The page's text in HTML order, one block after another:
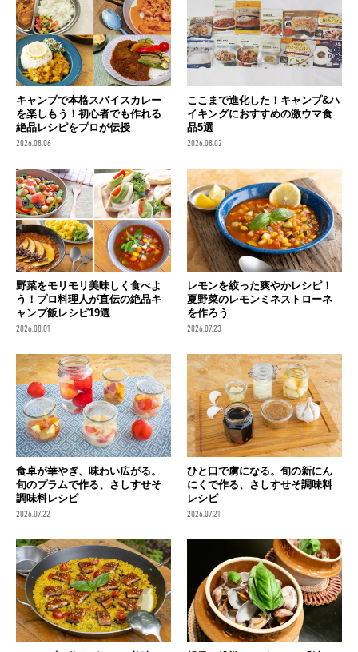
キャンプで本格スパイスカレー
を楽しもう！初心者でも作れる
絶品レシピをプロが伝授
2026.08.06
ここまで進化した！キャンプ&ハ
イキングにおすすめの激ウマ食
品5選
2026.08.02
野菜をモリモリ美味しく食べよ
う！プロ料理人が直伝の絶品キ
ャンプ飯レシピ19選
2026.08.01
レモンを絞った爽やかレシピ！
夏野菜のレモンミネストローネ
を作ろう
2026.07.23
食卓が華やぎ、味わい広がる。
旬のプラムで作る、さしすせそ
調味料レシピ
2026.07.22
ひと口で虜になる。旬の新にん
にくで作る、さしすせそ調味料
レシピ
2026.07.21